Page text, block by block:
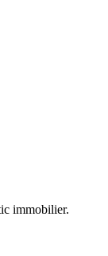
immobilier.